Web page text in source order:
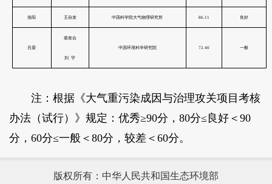
注：根据《大气重污染成因与治理攻关项目考核
办法（试行）》规定：优秀≥90分，80分≤良好＜90
分，60分≤一般＜80分，较差＜60分。
版权所有：中华人民共和国生态环境部